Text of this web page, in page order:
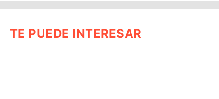
TE PUEDE INTERESAR